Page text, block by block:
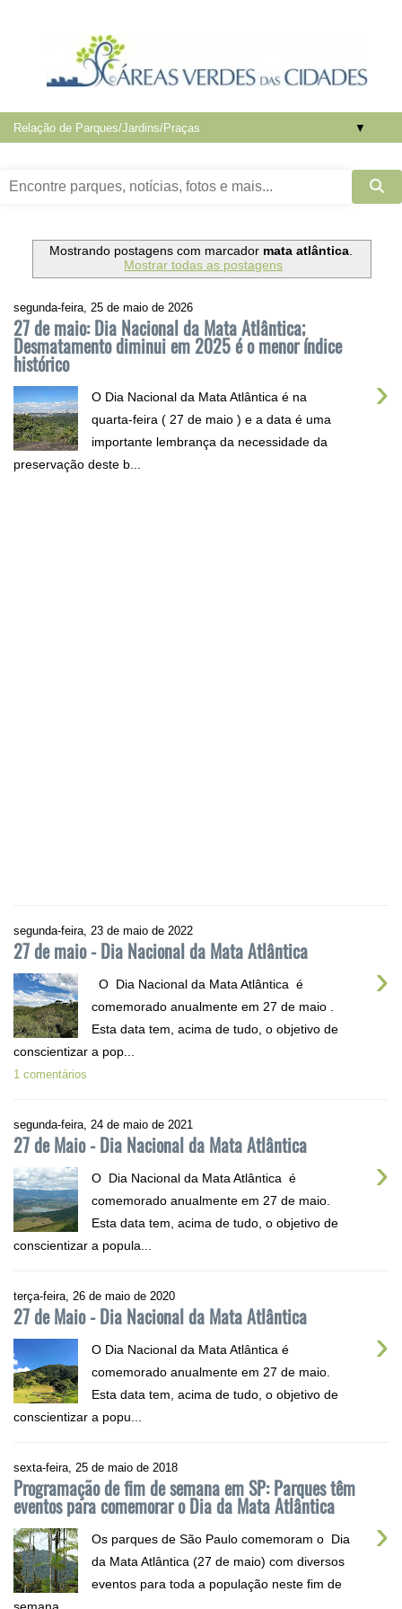
▼
Mostrando postagens com marcador mata atlântica.
Mostrar todas as postagens
segunda-feira, 25 de maio de 2026
27 de maio: Dia Nacional da Mata Atlântica;
Desmatamento diminui em 2025 é o menor índice
histórico
›
O Dia Nacional da Mata Atlântica é na
quarta-feira ( 27 de maio ) e a data é uma
importante lembrança da necessidade da
preservação deste b...
segunda-feira, 23 de maio de 2022
27 de maio - Dia Nacional da Mata Atlântica
›
O Dia Nacional da Mata Atlântica é
comemorado anualmente em 27 de maio .
Esta data tem, acima de tudo, o objetivo de
conscientizar a pop...
1 comentários
segunda-feira, 24 de maio de 2021
27 de Maio - Dia Nacional da Mata Atlântica
›
O Dia Nacional da Mata Atlântica é
comemorado anualmente em 27 de maio.
Esta data tem, acima de tudo, o objetivo de
conscientizar a popula...
terça-feira, 26 de maio de 2020
27 de Maio - Dia Nacional da Mata Atlântica
›
O Dia Nacional da Mata Atlântica é
comemorado anualmente em 27 de maio.
Esta data tem, acima de tudo, o objetivo de
conscientizar a popu...
sexta-feira, 25 de maio de 2018
Programação de fim de semana em SP: Parques têm
eventos para comemorar o Dia da Mata Atlântica
›
Os parques de São Paulo comemoram o Dia
da Mata Atlântica (27 de maio) com diversos
eventos para toda a população neste fim de
semana....